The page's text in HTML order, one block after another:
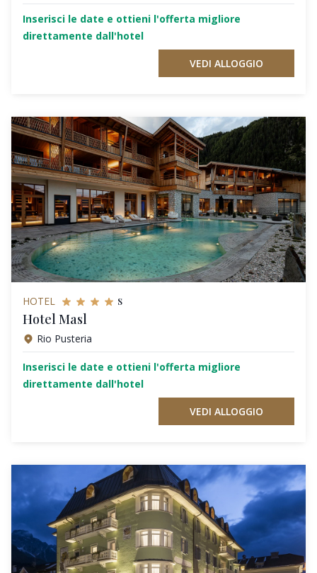
Inserisci le date e ottieni l'offerta migliore
direttamente dall'hotel
VEDI ALLOGGIO
HOTEL s
Hotel Masl
Rio Pusteria
Inserisci le date e ottieni l'offerta migliore
direttamente dall'hotel
VEDI ALLOGGIO